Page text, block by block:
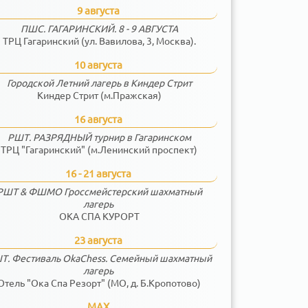
9 августа
ПШС. ГАГАРИНСКИЙ. 8 - 9 АВГУСТА
ТРЦ Гагаринский (ул. Вавилова, 3, Москва).
10 августа
Городской Летний лагерь в Киндер Стрит
Киндер Стрит (м.Пражская)
16 августа
РШТ. РАЗРЯДНЫЙ турнир в Гагаринском
ТРЦ "Гагаринский" (м.Ленинский проспект)
16 - 21 августа
& ФШМО Гроссмейстерский шахматный
лагерь
ОКА СПА КУРОРТ
23 августа
Фестиваль OkaChess. Семейный шахматный
лагерь
"Ока Спа Резорт" (МО, д. Б.Кропотово)